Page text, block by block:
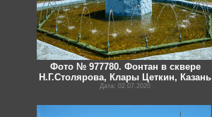
Фото № 977780. Фонтан в сквере
Н.Г.Столярова, Клары Цеткин, Казань
Дата: 02.07.2020